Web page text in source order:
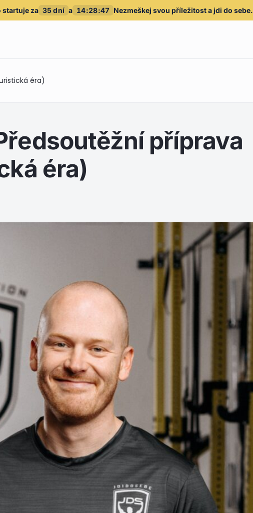
startuje za 35dní a 14:28:45 Nezmeškej svou příležitost a jdi do sebe.
éra)
příprava
éra)